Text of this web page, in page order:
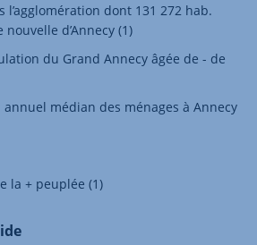
l’agglomération dont 131 272 hab.
d’Annecy (1)
du Grand Annecy âgée de - de
annuel médian des ménages à Annecy
la + peuplée (1)